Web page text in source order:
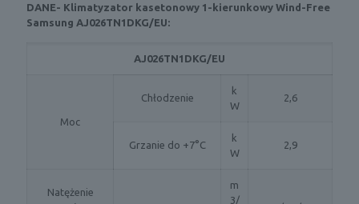
DANE- Klimatyzator kasetonowy 1-kierunkowy Wind-Free
Samsung AJ026TN1DKG/EU:
AJ026TN1DKG/EU
Moc
Chłodzenie
k
W
2,6
Grzanie do +7°C
k
W
2,9
Natężenie
m
3/